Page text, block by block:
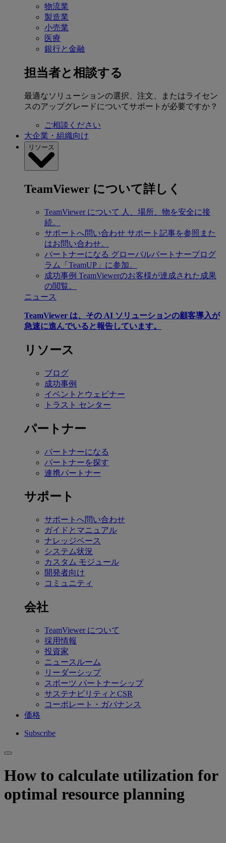
物流業
製造業
小売業
医療
銀行と金融
担当者と相談する
最適なソリューションの選択、注文、またはライセン
スのアップグレードについてサポートが必要ですか？
ご相談ください
大企業・組織向け
リソース
TeamViewer について詳しく
TeamViewer について 人、場所、物を安全に接
続。
サポートへ問い合わせ サポート記事を参照また
はお問い合わせ。
パートナーになる グローバルパートナープログ
ラム「TeamUP」に参加。
成功事例 TeamViewerのお客様が達成された成果
の閲覧。
ニュース
TeamViewer は、その AI ソリューションの顧客導入が
急速に進んでいると報告しています。
リソース
ブログ
成功事例
イベントとウェビナー
トラスト センター
パートナー
パートナーになる
パートナーを探す
連携パートナー
サポート
サポートへ問い合わせ
ガイドとマニュアル
ナレッジベース
システム状況
カスタム モジュール
開発者向け
コミュニティ
会社
TeamViewer について
採用情報
投資家
ニュースルーム
リーダーシップ
スポーツ パートナーシップ
サステナビリティとCSR
コーポレート・ガバナンス
価格
Subscribe
How to calculate utilization for
optimal resource planning